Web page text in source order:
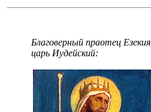
Благоверный праотец Езекия,
царь Иудейский: